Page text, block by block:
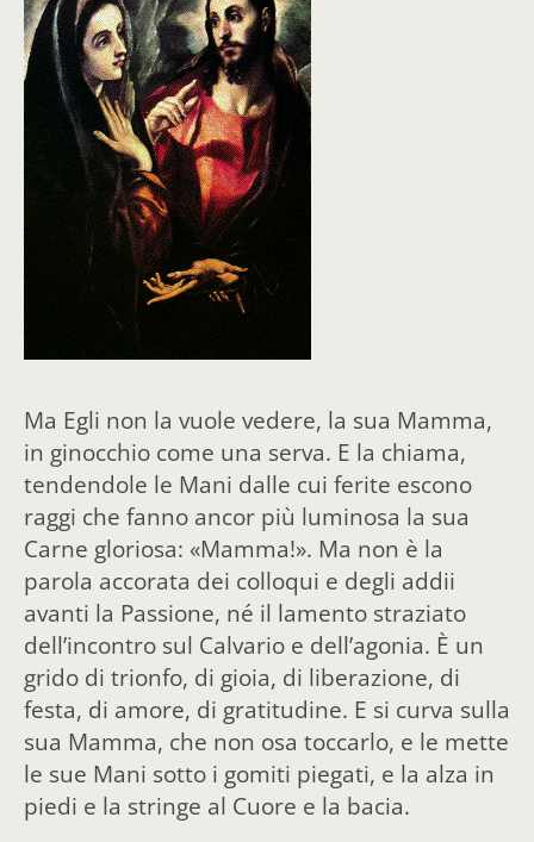
Ma Egli non la vuole vedere, la sua Mamma,
in ginocchio come una serva. E la chiama,
tendendole le Mani dalle cui ferite escono
raggi che fanno ancor più luminosa la sua
Carne gloriosa: «Mamma!». Ma non è la
parola accorata dei colloqui e degli addii
avanti la Passione, né il lamento straziato
dell’incontro sul Calvario e dell’agonia. È un
grido di trionfo, di gioia, di liberazione, di
festa, di amore, di gratitudine. E si curva sulla
sua Mamma, che non osa toccarlo, e le mette
le sue Mani sotto i gomiti piegati, e la alza in
piedi e la stringe al Cuore e la bacia.